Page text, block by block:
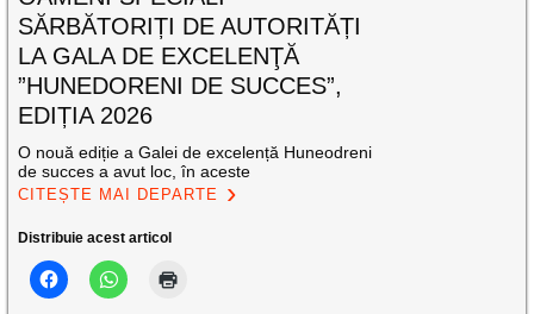
SĂRBĂTORIȚI DE AUTORITĂȚI
LA GALA DE EXCELENŢĂ
”HUNEDORENI DE SUCCES”,
EDIȚIA 2026
O nouă ediție a Galei de excelență Huneodreni
de succes a avut loc, în aceste
CITEȘTE MAI DEPARTE
Distribuie acest articol